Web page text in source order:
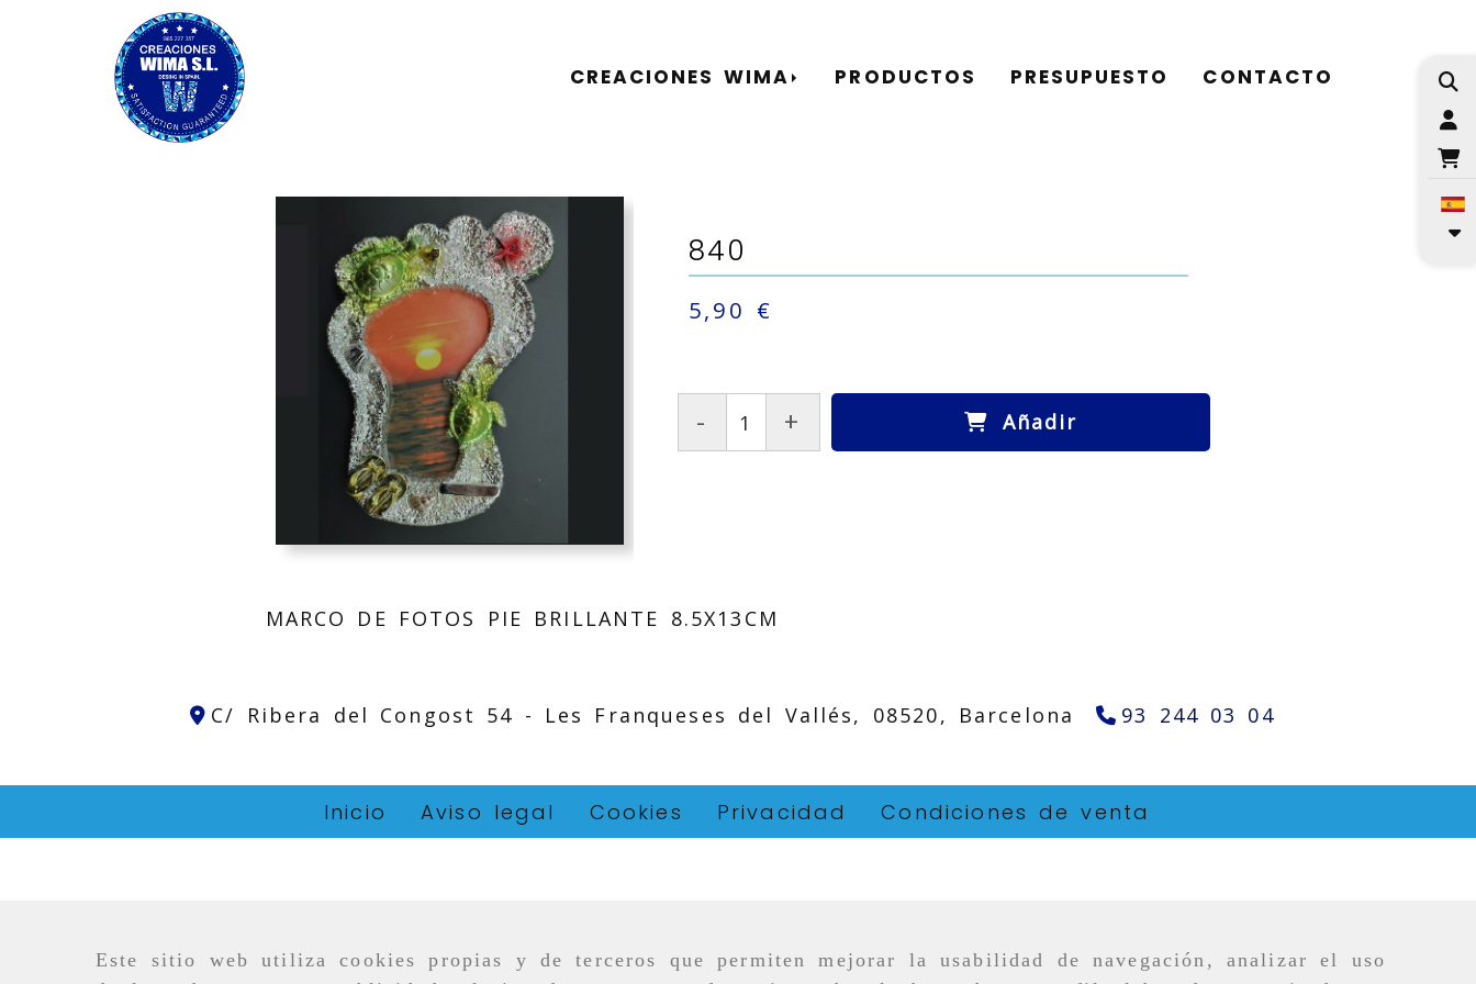
Este sitio web utiliza cookies propias y de terceros que permiten mejorar la usabilidad de navegación, analizar el uso
CREACIONES WIMA PRODUCTOS PRESUPUESTO CONTACTO
840
5,90 €
- + Añadir
MARCO DE FOTOS PIE BRILLANTE 8.5X13CM
C/ Ribera del Congost 54 - Les Franqueses del Vallés, 08520, Barcelona 93 244 03 04
Inicio Aviso legal Cookies Privacidad Condiciones de venta